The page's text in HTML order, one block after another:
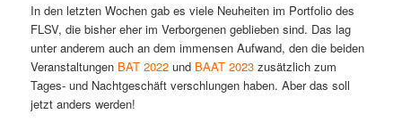
In den letzten Wochen gab es viele Neuheiten im Portfolio des
FLSV, die bisher eher im Verborgenen geblieben sind. Das lag
unter anderem auch an dem immensen Aufwand, den die beiden
Veranstaltungen BAT 2022und BAAT 2023zusätzlich zum
Tages- und Nachtgeschäft verschlungen haben. Aber das soll
jetzt anders werden!